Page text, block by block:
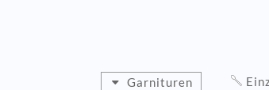
Garnituren